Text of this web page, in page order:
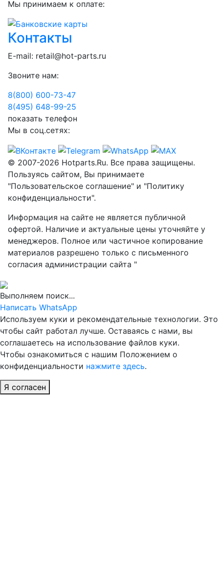
Мы принимаем к оплате:
Контакты
E-mail: retail@hot-parts.ru
Звоните нам:
8(800) 600-73-47
8(495) 648-99-25
показать телефон
Мы в соц.сетях:
© 2007-2026 Hotparts.Ru. Все права защищены.
Пользуясь сайтом, Вы принимаете
"Пользовательское соглашение" и "Политику
конфиденциальности".
Информация на сайте не является публичной
офертой. Наличие и актуальные цены уточняйте у
менеджеров. Полное или частичное копирование
материалов разрешено только с письменного
согласия администрации сайта "
Выполняем поиск...
Написать WhatsApp
Используем куки и рекомендательные технологии. Это
чтобы сайт работал лучше. Оставаясь с нами, вы
соглашаетесь на использование файлов куки.
Чтобы ознакомиться с нашим Положением о
конфиденциальности нажмите здесь.
Я согласен